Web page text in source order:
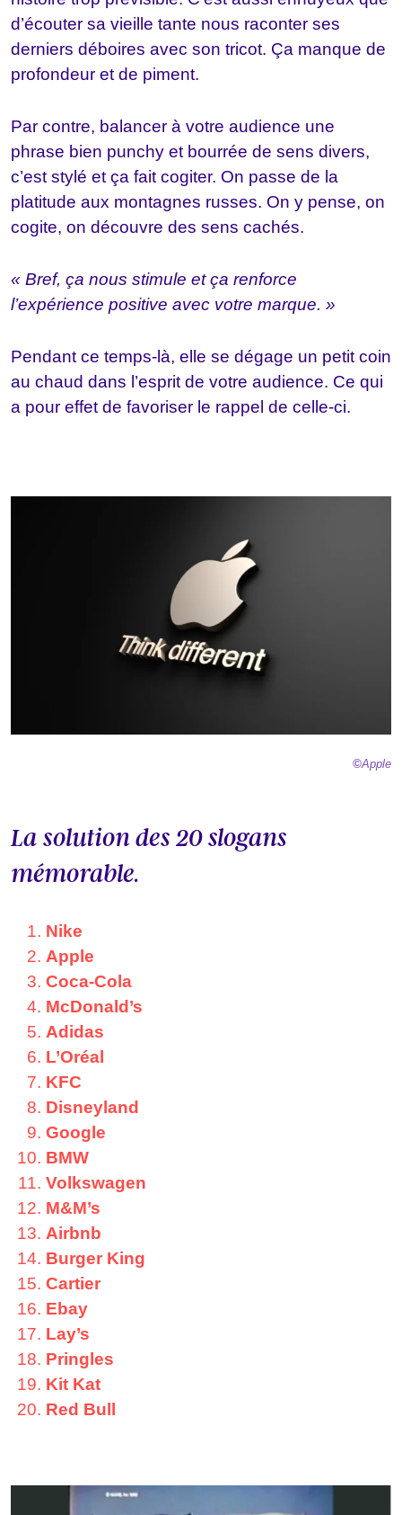
d’écouter sa vieille tante nous raconter ses
derniers déboires avec son tricot. Ça manque de
profondeur et de piment.
Par contre, balancer à votre audience une
phrase bien punchy et bourrée de sens divers,
c’est stylé et ça fait cogiter. On passe de la
platitude aux montagnes russes. On y pense, on
cogite, on découvre des sens cachés.
« Bref, ça nous stimule et ça renforce
l’expérience positive avec votre marque. »
Pendant ce temps-là, elle se dégage un petit coin
au chaud dans l’esprit de votre audience. Ce qui
a pour effet de favoriser le rappel de celle-ci.
©Apple
La solution des 20 slogans
mémorable.
Nike
Apple
Coca-Cola
McDonald’s
Adidas
L’Oréal
KFC
Disneyland
Google
BMW
Volkswagen
M&M’s
Airbnb
Burger King
Cartier
Ebay
Lay’s
Pringles
Kit Kat
Red Bull